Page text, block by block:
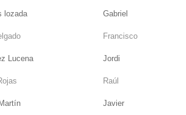
lozada Gabriel
Francisco
Lucena Jordi
Raúl
Javier